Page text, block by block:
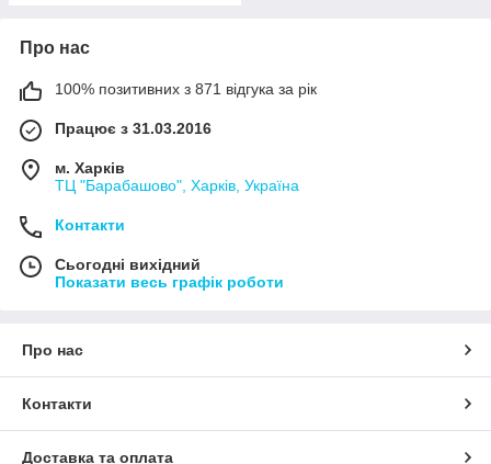
Про нас
100% позитивних з 871 відгука за рік
Працює з 31.03.2016
м. Харків
ТЦ "Барабашово", Харків, Україна
Контакти
Сьогодні вихідний
Показати весь графік роботи
Про нас
Контакти
Доставка та оплата